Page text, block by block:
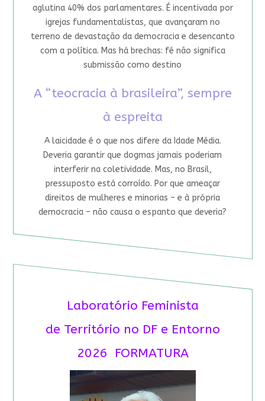
aglutina 40% dos parlamentares. É incentivada por
igrejas fundamentalistas, que avançaram no
terreno de devastação da democracia e desencanto
com a política. Mas há brechas: fé não significa
submissão como destino
A “teocracia à brasileira”, sempre
à espreita
A laicidade é o que nos difere da Idade Média.
Deveria garantir que dogmas jamais poderiam
interferir na coletividade. Mas, no Brasil,
pressuposto está corroído. Por que ameaçar
direitos de mulheres e minorias – e à própria
democracia – não causa o espanto que deveria?
Laboratório Feminista
de Território no DF e Entorno
2026 FORMATURA